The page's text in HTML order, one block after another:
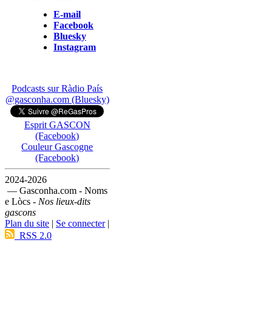
E-mail
Facebook
Bluesky
Instagram
Podcasts sur Ràdio País
@gasconha.com (Bluesky)
Esprit GASCON
(Facebook)
Couleur Gascogne
(Facebook)
2024-2026
— Gasconha.com - Noms
e Lòcs - Nos lieux-dits
gascons
Plan du site | Se connecter|
RSS 2.0